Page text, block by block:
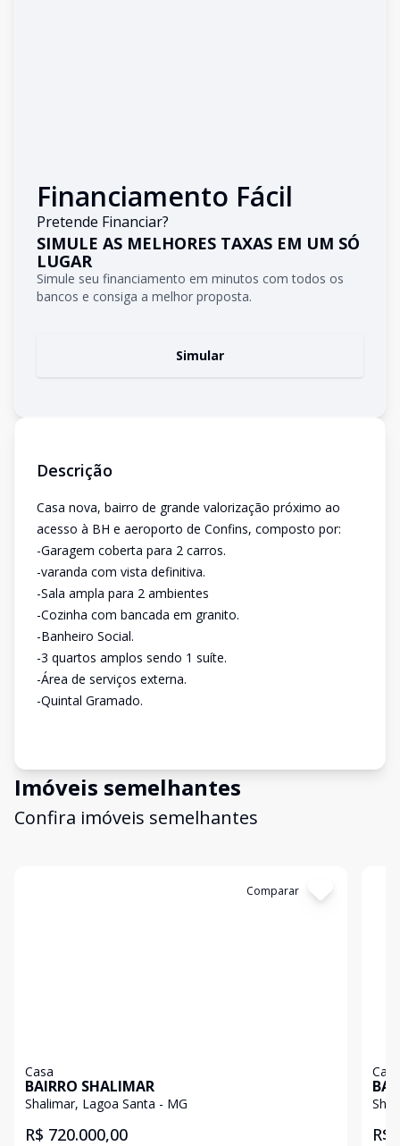
Financiamento Fácil
Pretende Financiar?
SIMULE AS MELHORES TAXAS EM UM SÓ
LUGAR
Simule seu financiamento em minutos com todos os
bancos e consiga a melhor proposta.
Simular
Descrição
Casa nova, bairro de grande valorização próximo ao
acesso à BH e aeroporto de Confins, composto por:
-Garagem coberta para 2 carros.
-varanda com vista definitiva.
-Sala ampla para 2 ambientes
-Cozinha com bancada em granito.
-Banheiro Social.
-3 quartos amplos sendo 1 suíte.
-Área de serviços externa.
-Quintal Gramado.
Imóveis semelhantes
Confira imóveis semelhantes
Comparar
Casa
BAIRRO SHALIMAR
Shalimar, Lagoa Santa - MG
R$ 720.000,00
Casa
R$